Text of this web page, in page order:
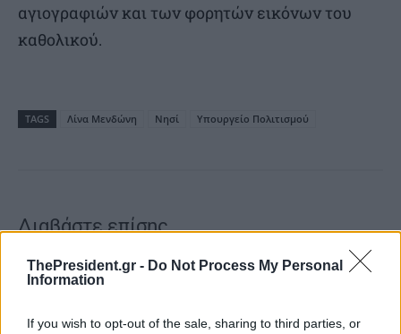
ThePresident.gr - Do Not Process My Personal
Information
If you wish to opt-out of the sale, sharing to third parties, or
αγιογραφιών και των φορητών εικόνων του
καθολικού.
TAGS Λίνα Μενδώνη Νησί Υπουργείο Πολιτισμού
Διαβάστε επίσης